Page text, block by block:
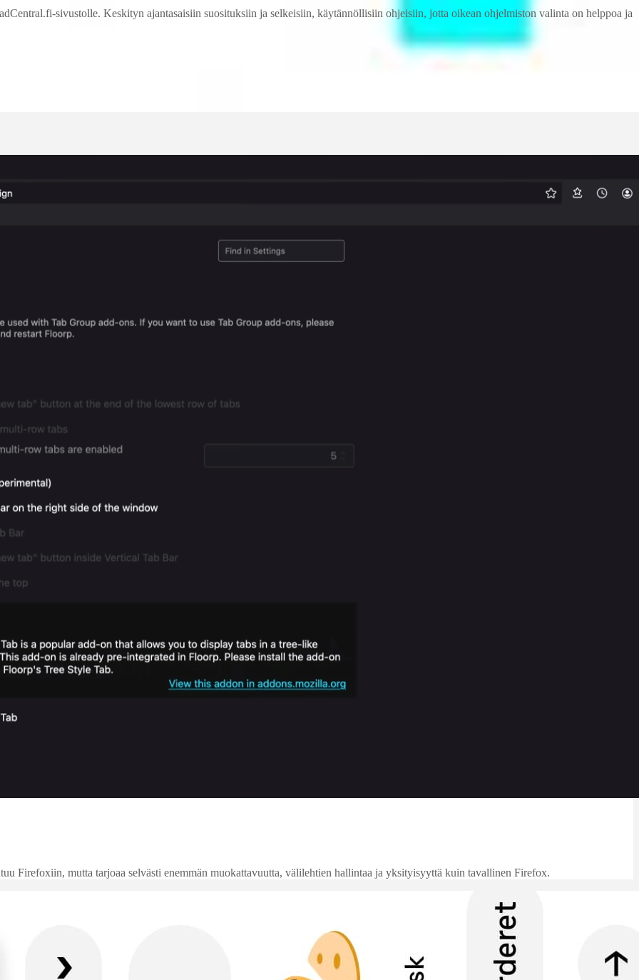
sivustolle. Keskityn ajantasaisiin suosituksiin ja selkeisiin, käytännöllisiin ohjeisiin, jotta oikean ohjelmiston valinta on helppoa ja
Firefoxiin, mutta tarjoaa selvästi enemmän muokattavuutta, välilehtien hallintaa ja yksityisyyttä kuin tavallinen Firefox.